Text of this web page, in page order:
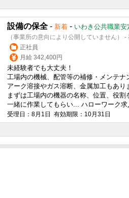
設備の保全 - 新着 - いわき公共職業安
（事業所の意向により公開していません）
正社員
月給 342,400円
未経験者でも大丈夫！
工場内の機械、配管等の補修・メンテナ
アーク溶接やガス溶断、金属加工もあり
まずは工場内の機器の名称、位置、役割
一緒に作業してもらい... ハローワーク求
受理日：8月1日 有効期限：10月31日